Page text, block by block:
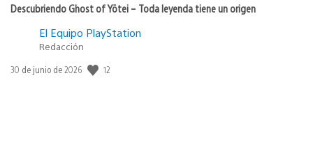
Descubriendo Ghost of Yōtei – Toda leyenda tiene un origen
El Equipo PlayStation
Redacción
Fecha
30 de junio de 2026 12